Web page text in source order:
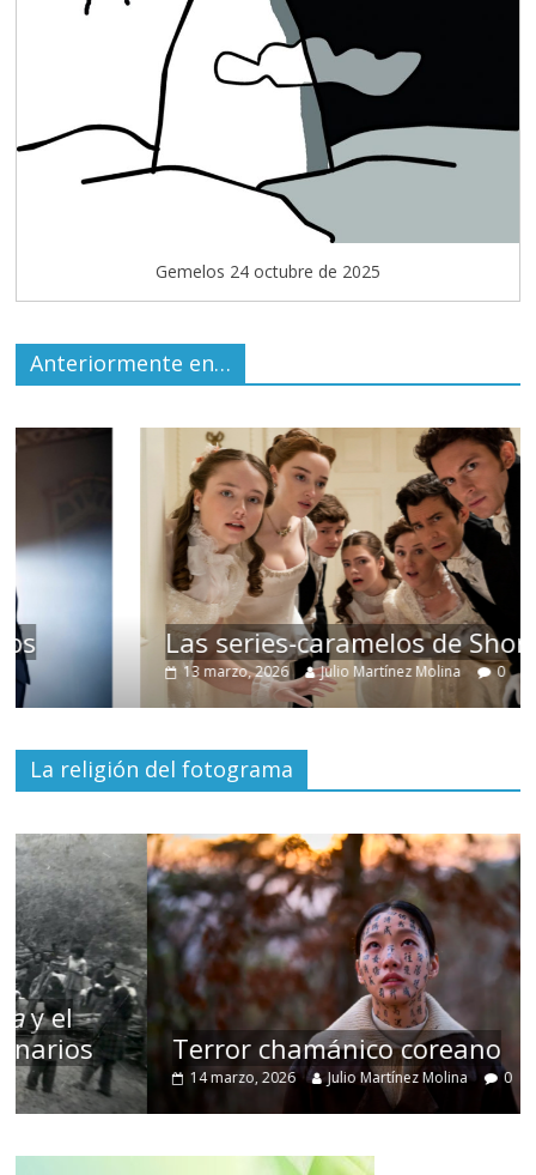
Gemelos 24 octubre de 2025
Anteriormente en…
Las series-caramelos de Shondaland
Julio Martínez Molina 0
La religión del fotograma
Terror chamánico coreano
14 marzo, 2026 Julio Martínez Molina 0